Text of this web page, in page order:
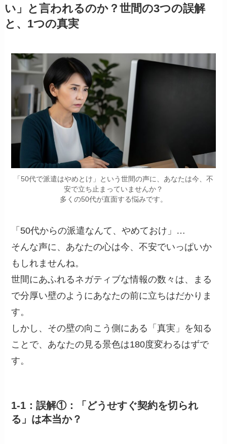
い」と言われるのか？世間の3つの誤解
と、1つの真実
「50代で派遣はやめとけ」という世間の声に、あなたは今、不
安で立ち止まっていませんか？
多くの50代が直面する悩みです。
「50代からの派遣なんて、やめておけ」…
そんな声に、あなたの心は今、不安でいっぱいか
もしれませんね。
世間にあふれるネガティブな情報の数々は、まる
で分厚い壁のようにあなたの前に立ちはだかりま
す。
しかし、その壁の向こう側にある「真実」を知る
ことで、あなたの見る景色は180度変わるはずで
す。
1-1：誤解①：「どうせすぐ契約を切られ
る」は本当か？